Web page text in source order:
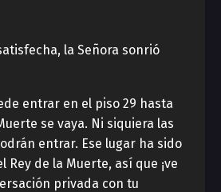
la Señora sonrió
entrar en el piso 29 hasta
se vaya. Ni siquiera las
entrar. Ese lugar ha sido
Rey de la Muerte, así que ¡ve
privada con tu